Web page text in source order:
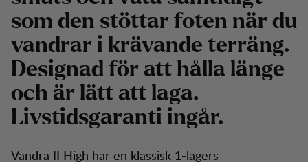
som den stöttar foten när du
vandrar i krävande terräng.
Designad för att hålla länge
och är lätt att laga.
Livstidsgaranti ingår.
Vandra II High har en klassisk 1-lagers